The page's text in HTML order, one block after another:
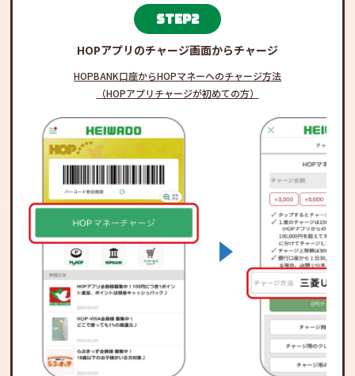
step2
HOPアプリのチャージ画面からチャージ
HOPBANK口座からHOPマネーへのチャージ方法
（HOPアプリチャージが初めての方）